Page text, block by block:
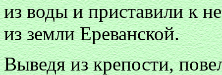
из воды и приставили к
из земли Ереванской.
Выведя из крепости,